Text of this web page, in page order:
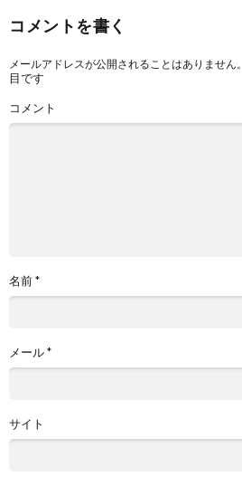
コメントを書く
メールアドレスが公開されることはありません。
目です
コメント
名前*
メール*
サイト